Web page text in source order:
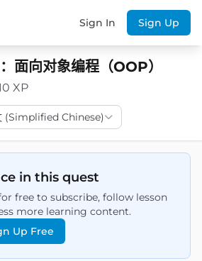
Sign In Sign Up
面向对象编程（OOP）
XP
(Simplified Chinese)
in this quest
free to subscribe, follow lesson
more learning content.
Up Free